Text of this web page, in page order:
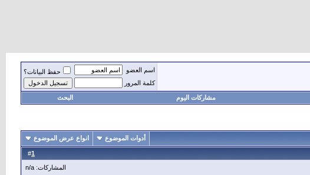
اسم العضو
حفظ البيانات؟
كلمة المرور
مشاركات اليوم البحث
أدوات الموضوع انواع عرض الموضوع
1
المشاركات: n/a